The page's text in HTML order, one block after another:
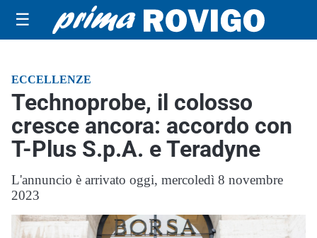
☰
ECCELLENZE
Technoprobe, il colosso
cresce ancora: accordo con
T-Plus S.p.A. e Teradyne
L'annuncio è arrivato oggi, mercoledì 8 novembre
2023